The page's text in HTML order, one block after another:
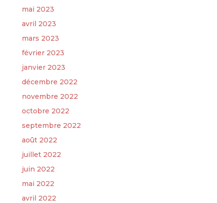
mai 2023
avril 2023
mars 2023
février 2023
janvier 2023
décembre 2022
novembre 2022
octobre 2022
septembre 2022
août 2022
juillet 2022
juin 2022
mai 2022
avril 2022